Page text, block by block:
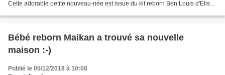
Cette adorable petite nouveau-née est issue du kit reborn Ben Louis d'Elisa
Bébé reborn Maikan a trouvé sa nouvelle
maison :-)
Publié le 05/12/2018 à 10:08